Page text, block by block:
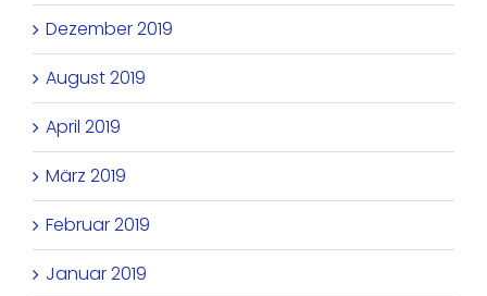
Dezember 2019
August 2019
April 2019
März 2019
Februar 2019
Januar 2019